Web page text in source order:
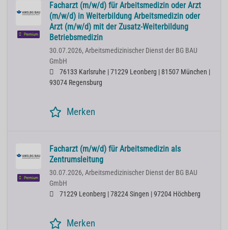
Premium
Facharzt (m/w/d) für Arbeitsmedizin oder Arzt
(m/w/d) in Weiterbildung Arbeitsmedizin oder
Arzt (m/w/d) mit der Zusatz-Weiterbildung
Betriebsmedizin
30.07.2026, Arbeitsmedizinischer Dienst der BG BAU
GmbH
76133 Karlsruhe | 71229 Leonberg | 81507 München |
93074 Regensburg
Merken
Premium
Facharzt (m/w/d) für Arbeitsmedizin als
Zentrumsleitung
30.07.2026, Arbeitsmedizinischer Dienst der BG BAU
GmbH
71229 Leonberg | 78224 Singen | 97204 Höchberg
Merken